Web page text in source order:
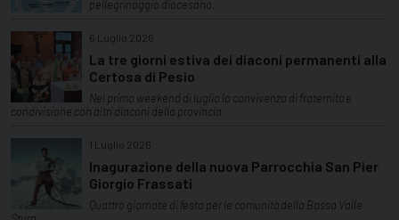
pellegrinaggio diocesano.
6 Luglio 2026
La tre giorni estiva dei diaconi permanenti alla
Certosa di Pesio
Nel primo weekend di luglio la convivenza di fraternità e
condivisione con altri diaconi della provincia
1 Luglio 2026
Inagurazione della nuova Parrocchia San Pier
Giorgio Frassati
Quattro giornate di festa per le comunità della Bassa Valle